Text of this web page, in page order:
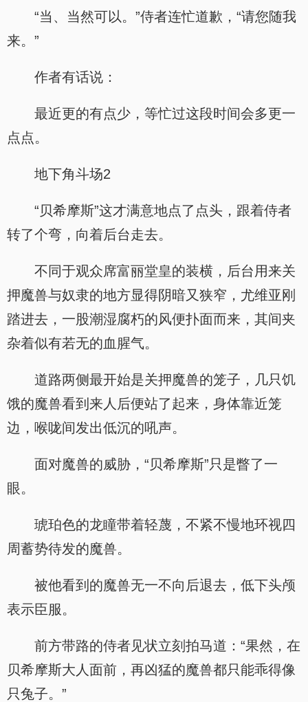
“当、当然可以。”侍者连忙道歉，“请您随我
来。”
作者有话说：
最近更的有点少，等忙过这段时间会多更一
点点。
地下角斗场2
“贝希摩斯”这才满意地点了点头，跟着侍者
转了个弯，向着后台走去。
不同于观众席富丽堂皇的装横，后台用来关
押魔兽与奴隶的地方显得阴暗又狭窄，尤维亚刚
踏进去，一股潮湿腐朽的风便扑面而来，其间夹
杂着似有若无的血腥气。
道路两侧最开始是关押魔兽的笼子，几只饥
饿的魔兽看到来人后便站了起来，身体靠近笼
边，喉咙间发出低沉的吼声。
面对魔兽的威胁，“贝希摩斯”只是瞥了一
眼。
琥珀色的龙瞳带着轻蔑，不紧不慢地环视四
周蓄势待发的魔兽。
被他看到的魔兽无一不向后退去，低下头颅
表示臣服。
前方带路的侍者见状立刻拍马道：“果然，在
贝希摩斯大人面前，再凶猛的魔兽都只能乖得像
只兔子。”